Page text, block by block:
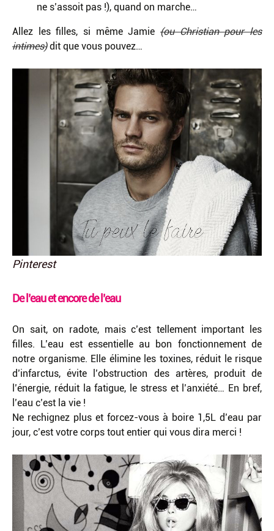
ne s’assoit pas !), quand on marche…
Allez les filles, si même Jamie (ou Christian pour les
intimes)dit que vous pouvez…
Pinterest
De l’eau et encore de l’eau
On sait, on radote, mais c’est tellement important les
filles. L’eau est essentielle au bon fonctionnement de
notre organisme. Elle élimine les toxines, réduit le risque
d’infarctus, évite l’obstruction des artères, produit de
l’énergie, réduit la fatigue, le stress et l’anxiété… En bref,
l’eau c’est la vie !
Ne rechignez plus et forcez-vous à boire 1,5L d’eau par
jour, c’est votre corps tout entier qui vous dira merci !